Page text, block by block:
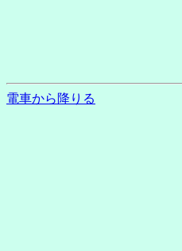
電車から降りる